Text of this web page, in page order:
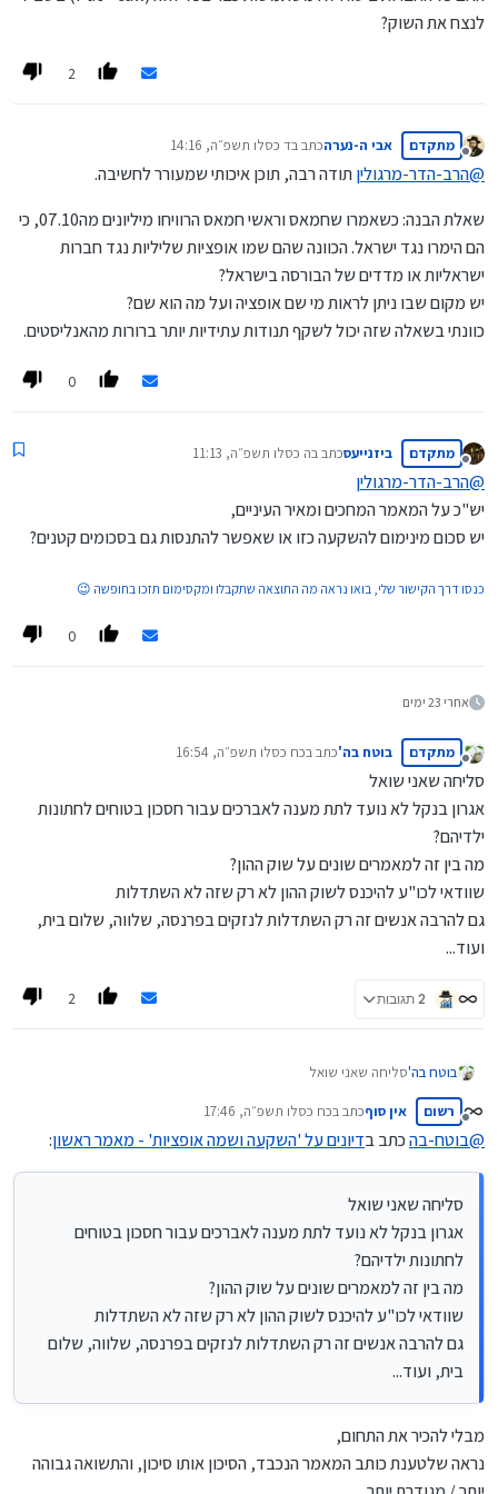
לנצח את השוק?
2
מנותק
מתקדם אבי ה-נערהכתב בד כסלו תשפ״ה, 14:16
נערך לאחרונה על ידי
@הרב-הדר-מרגוליןתודה רבה, תוכן איכותי שמעורר לחשיבה.
שאלת הבנה: כשאמרו שחמאס וראשי חמאס הרוויחו מיליונים מה07.10, כי
הם הימרו נגד ישראל. הכוונה שהם שמו אופציות שליליות נגד חברות
ישראליות או מדדים של הבורסה בישראל?
יש מקום שבו ניתן לראות מי שם אופציה ועל מה הוא שם?
כוונתי בשאלה שזה יכול לשקף תנודות עתידיות יותר ברורות מהאנליסטים.
0
מנותק
מתקדם ביזנייעסכתב בה כסלו תשפ״ה, 11:13
נערך לאחרונה על ידי
@הרב-הדר-מרגולין
יש"כ על המאמר המחכים ומאיר העיניים,
יש סכום מינימום להשקעה כזו או שאפשר להתנסות גם בסכומים קטנים?
כנסו דרך הקישור שלי, בואו נראה מה התוצאה שתקבלו ומקסימום תזכו בחופשה 😉
0
אחרי 23 ימים
מנותק
מתקדם בוטח בה'כתב בכח כסלו תשפ״ה, 16:54
נערך לאחרונה על ידי
סליחה שאני שואל
אגרון בנקל לא נועד לתת מענה לאברכים עבור חסכון בטוחים לחתונות
ילדיהם?
מה בין זה למאמרים שונים על שוק ההון?
שוודאי לכו"ע להיכנס לשוק ההון לא רק שזה לא השתדלות
גם להרבה אנשים זה רק השתדלות לנזקים בפרנסה, שלווה, שלום בית,
ועוד...
2 תגובות 2
בוטח בה'סליחה שאני שואל
ילדיהם?
מה בין זה למאמרים שונים על שוק ההון?
גם להרבה אנשים זה רק השתדלות לנזקים בפרנסה, שלווה, שלום בית,
ועוד...
מנותק
רשום אין סוףכתב בכח כסלו תשפ״ה, 17:46
נערך לאחרונה על ידי
@בוטח-בהכתב בדיונים על 'השקעה ושמה אופציות' - מאמר ראשון:
סליחה שאני שואל
אגרון בנקל לא נועד לתת מענה לאברכים עבור חסכון בטוחים
לחתונות ילדיהם?
מה בין זה למאמרים שונים על שוק ההון?
שוודאי לכו"ע להיכנס לשוק ההון לא רק שזה לא השתדלות
גם להרבה אנשים זה רק השתדלות לנזקים בפרנסה, שלווה, שלום
בית, ועוד...
מבלי להכיר את התחום,
נראה שלטענת כותב המאמר הנכבד, הסיכון אותו סיכון, והתשואה גבוהה